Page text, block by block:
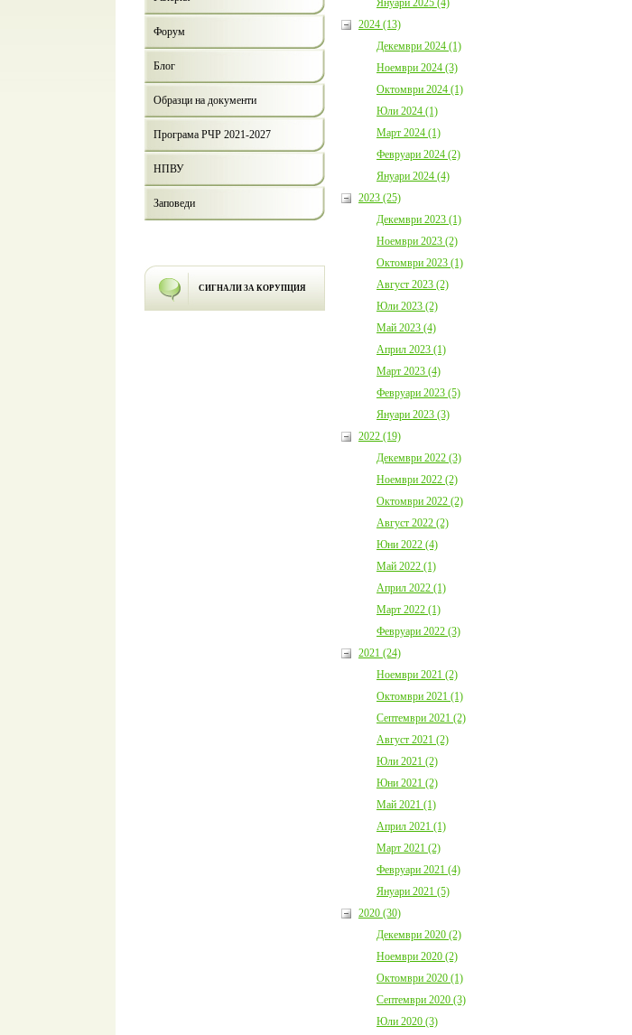
Форум
Блог
Образци на документи
Програма РЧР 2021-2027
НПВУ
Заповеди
СИГНАЛИ ЗА КОРУПЦИЯ
2024 (13)
Декември 2024 (1)
Ноември 2024 (3)
Октомври 2024 (1)
Юли 2024 (1)
Март 2024 (1)
Февруари 2024 (2)
Януари 2024 (4)
2023 (25)
Декември 2023 (1)
Ноември 2023 (2)
Октомври 2023 (1)
Август 2023 (2)
Юли 2023 (2)
Май 2023 (4)
Април 2023 (1)
Март 2023 (4)
Февруари 2023 (5)
Януари 2023 (3)
2022 (19)
Декември 2022 (3)
Ноември 2022 (2)
Октомври 2022 (2)
Август 2022 (2)
Юни 2022 (4)
Май 2022 (1)
Април 2022 (1)
Март 2022 (1)
Февруари 2022 (3)
2021 (24)
Ноември 2021 (2)
Октомври 2021 (1)
Септември 2021 (2)
Август 2021 (2)
Юли 2021 (2)
Юни 2021 (2)
Май 2021 (1)
Април 2021 (1)
Март 2021 (2)
Февруари 2021 (4)
Януари 2021 (5)
2020 (30)
Декември 2020 (2)
Ноември 2020 (2)
Октомври 2020 (1)
Септември 2020 (3)
Юли 2020 (3)